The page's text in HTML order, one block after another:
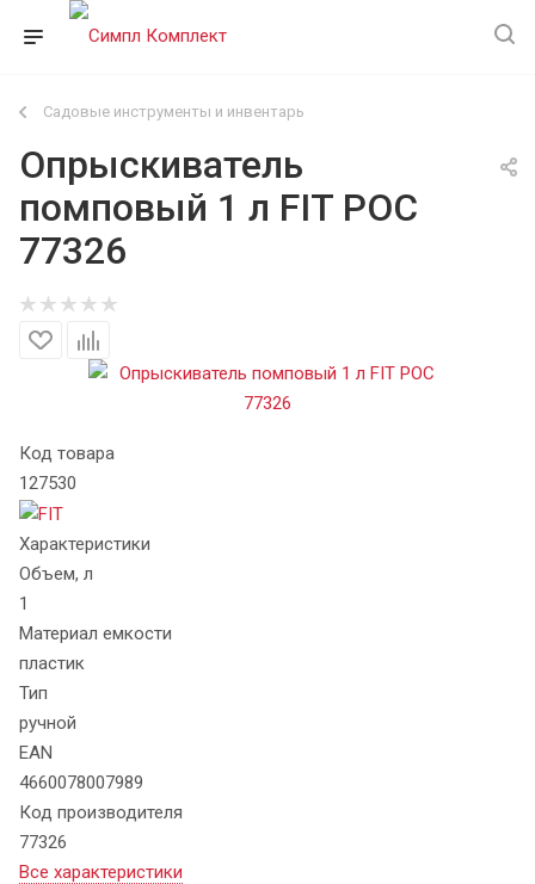
Садовые инструменты и инвентарь
Опрыскиватель
помповый 1 л FIT РОС
77326
Код товара
127530
Характеристики
Объем, л
1
Материал емкости
пластик
Тип
ручной
EAN
4660078007989
Код производителя
77326
Все характеристики